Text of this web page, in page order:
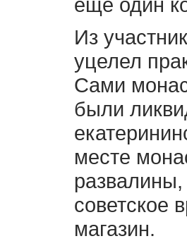
Из
уцелел
Сами
были
месте
советское
магазин.